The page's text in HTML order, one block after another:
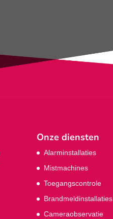
Onze diensten
Alarminstallaties
Mistmachines
Toegangscontrole
Brandmeldinstallaties
Cameraobservatie